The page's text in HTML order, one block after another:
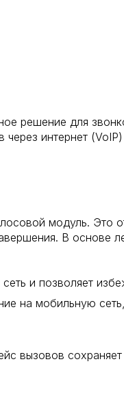
решение для
интернет
модуль. Это
В основе
и позволяет
на мобильную
вызовов